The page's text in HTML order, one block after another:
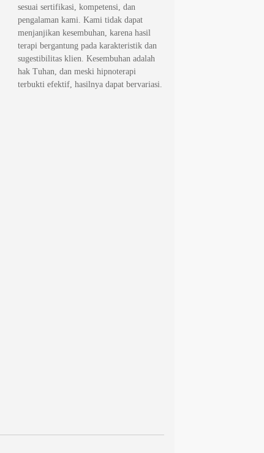
sesuai sertifikasi, kompetensi, dan
pengalaman kami. Kami tidak dapat
menjanjikan kesembuhan, karena hasil
terapi bergantung pada karakteristik dan
sugestibilitas klien. Kesembuhan adalah
hak Tuhan, dan meski hipnoterapi
terbukti efektif, hasilnya dapat bervariasi.